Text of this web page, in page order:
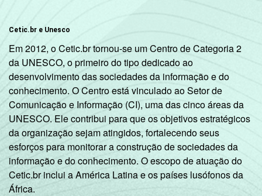
Cetic.br e Unesco
Em 2012, o Cetic.br tornou-se um Centro de Categoria 2
da UNESCO, o primeiro do tipo dedicado ao
desenvolvimento das sociedades da informação e do
conhecimento. O Centro está vinculado ao Setor de
Comunicação e Informação (CI), uma das cinco áreas da
UNESCO. Ele contribui para que os objetivos estratégicos
da organização sejam atingidos, fortalecendo seus
esforços para monitorar a construção de sociedades da
informação e do conhecimento. O escopo de atuação do
Cetic.br inclui a América Latina e os países lusófonos da
África.